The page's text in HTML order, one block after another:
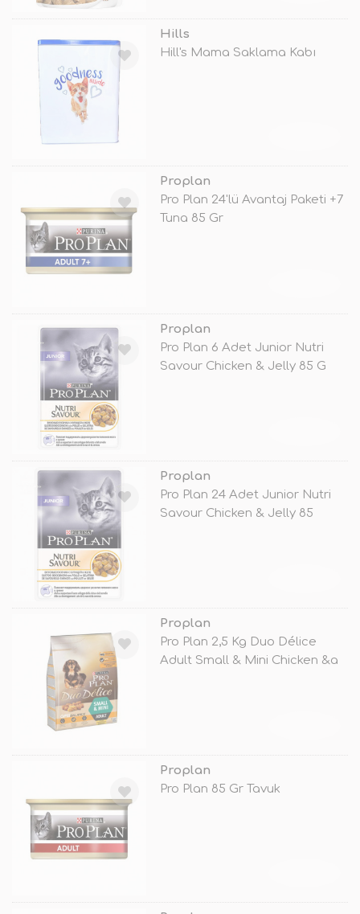
Hills
Hill's Mama Saklama Kabı
Proplan
Pro Plan 24'lü Avantaj Paketi +7
Tuna 85 Gr
Proplan
Pro Plan 6 Adet Junior Nutri
Savour Chicken & Jelly 85 G
Proplan
Pro Plan 24 Adet Junior Nutri
Savour Chicken & Jelly 85
Proplan
Pro Plan 2,5 Kg Duo Délice
Adult Small & Mini Chicken &a
Proplan
Pro Plan 85 Gr Tavuk